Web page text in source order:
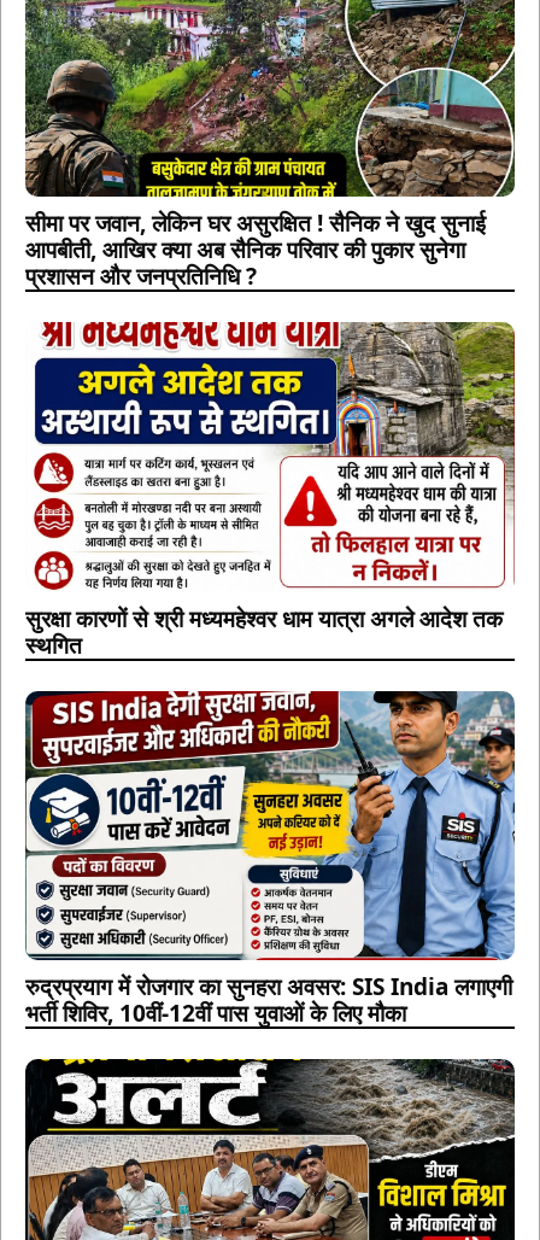
सीमा पर जवान, लेकिन घर असुरक्षित ! सैनिक ने खुद सुनाई
आपबीती, आखिर क्या अब सैनिक परिवार की पुकार सुनेगा
प्रशासन और जनप्रतिनिधि ?
सुरक्षा कारणों से श्री मध्यमहेश्वर धाम यात्रा अगले आदेश तक
स्थगित
रुद्रप्रयाग में रोजगार का सुनहरा अवसर: SIS India लगाएगी
भर्ती शिविर, 10वीं-12वीं पास युवाओं के लिए मौका